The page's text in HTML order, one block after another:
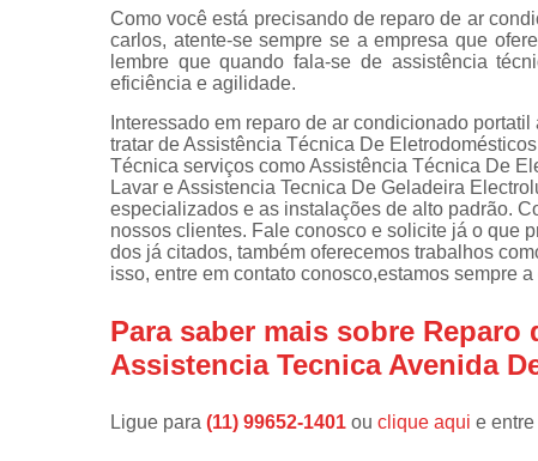
expositoras
Instalação
Instalação
máquinas
lavar roupa
Instalações
lava e seca
de fogão
em freezer
Como você está precisando de reparo de ar
carlos, atente-se sempre se a empresa que
lembre que quando fala-se de assistência
eficiência e agilidade.
Interessado em reparo de ar condicionado
tratar de Assistência Técnica De
Técnica serviços como Assistência Técnica De
Lavar e Assistencia Tecnica De Geladeira
especializados e as instalações de alto padrão.
nossos clientes. Fale conosco e solicite já o que
dos já citados, também oferecemos trabalhos
isso, entre em contato conosco,estamos sempre
Para saber mais sobre
Assistencia Tecnica Avenida
Ligue para (11) 99652-1401 ou clique aqui e